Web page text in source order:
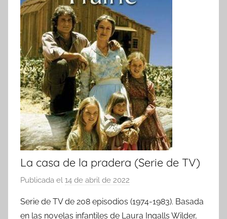
La casa de la pradera (Serie de TV)
Publicada el 14 de abril de 2022
r
Serie de TV de 208 episodios (1974-1983). Basada
en las novelas infantiles de Laura Ingalls Wilder,